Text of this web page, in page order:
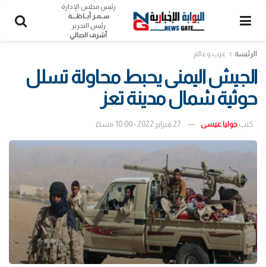
رئيس مجلس الإدارة
ســمـر أبــاظــــة
رئيس التحرير
أشرف الجبالي
الرئيسة عرب وعالم
الجيش اليمنى يحبط محاولة تسلل
حوثية شمال مدينة تعز
كتب جوليا عيسى 27 فبراير 2022 - 10:00 مساءً